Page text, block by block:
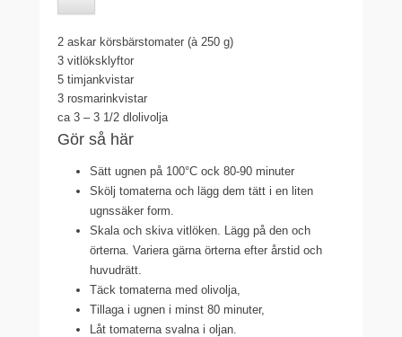
2 askar körsbärstomater (à 250 g)
3 vitlöksklyftor
5 timjankvistar
3 rosmarinkvistar
ca 3 – 3 1/2 dl olivolja
Gör så här
Sätt ugnen på 100°C ock 80-90 minuter
Skölj tomaterna och lägg dem tätt i en liten
ugnssäker form.
Skala och skiva vitlöken. Lägg på den och
örterna. Variera gärna örterna efter årstid och
huvudrätt.
Täck tomaterna med olivolja,
Tillaga i ugnen i minst 80 minuter,
Låt tomaterna svalna i oljan.